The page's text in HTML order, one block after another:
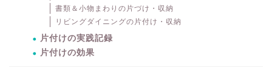
書類＆小物まわりの片づけ・収納
リビングダイニングの片付け・収納
片付けの実践記録
片付けの効果